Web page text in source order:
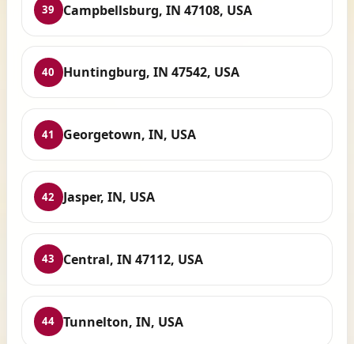
39 Campbellsburg, IN 47108, USA
40 Huntingburg, IN 47542, USA
41 Georgetown, IN, USA
42 Jasper, IN, USA
43 Central, IN 47112, USA
44 Tunnelton, IN, USA